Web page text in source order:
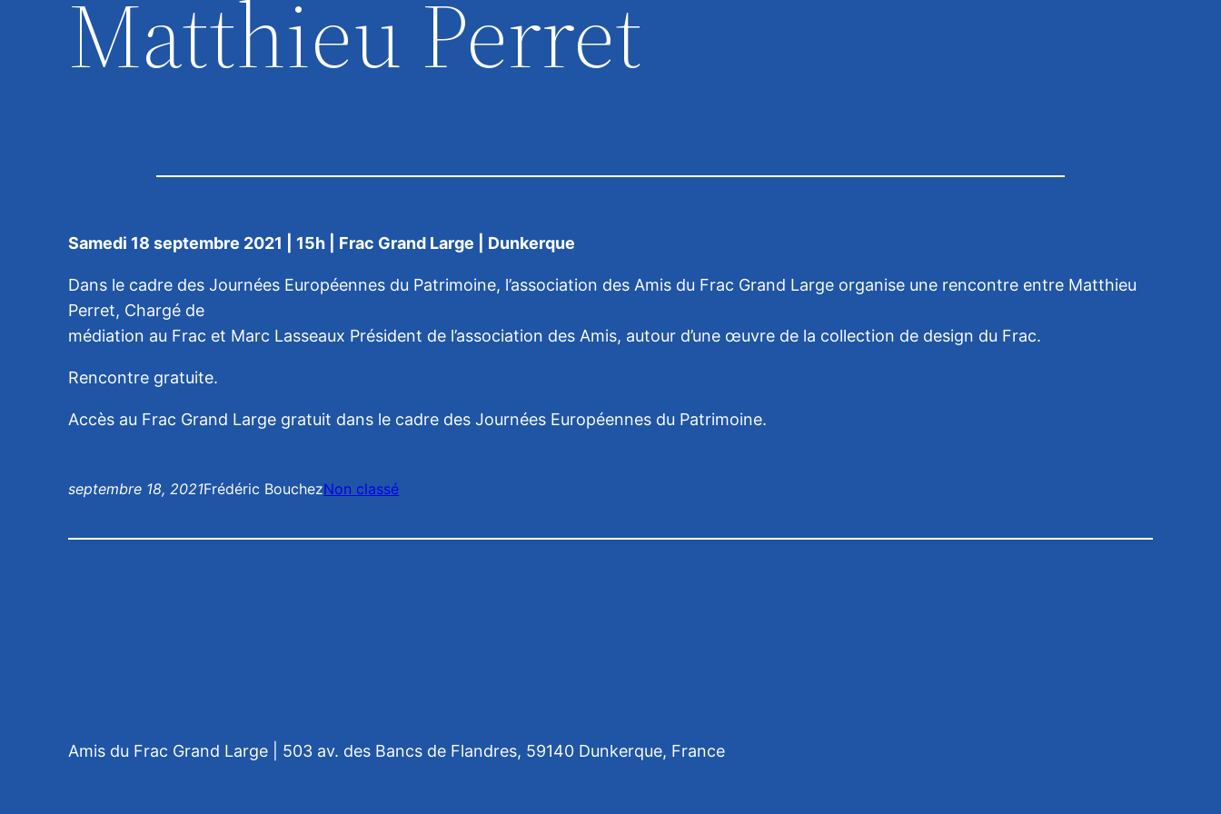
Matthieu Perret
Samedi 18 septembre 2021 | 15h | Frac Grand Large | Dunkerque
Dans le cadre des Journées Européennes du Patrimoine, l’association des Amis du Frac Grand Large organise une rencontre entre Matthieu
Perret, Chargé de
médiation au Frac et Marc Lasseaux Président de l’association des Amis, autour d’une œuvre de la collection de design du Frac.
Rencontre gratuite.
Accès au Frac Grand Large gratuit dans le cadre des Journées Européennes du Patrimoine.
septembre 18, 2021Frédéric BouchezNon classé
Amis du Frac Grand Large | 503 av. des Bancs de Flandres, 59140 Dunkerque, France